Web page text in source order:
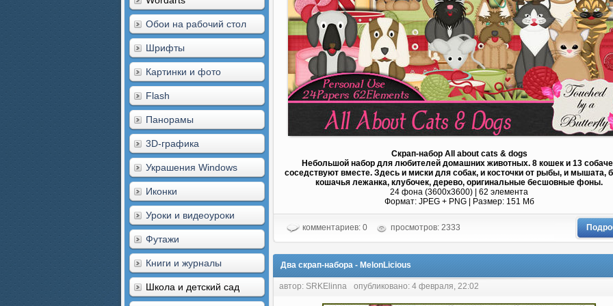
Обои на рабочий стол
Шрифты
Картинки и фото
Flash
Панорамы
3D-графика
Украшения Windows
Иконки
Уроки и видеоуроки
Футажи
Книги и журналы
Школа и детский сад
Скрап-набор All about cats & dogs
Небольшой набор для любителей домашних животных. 8 кошек и 13
соседствуют вместе. Здесь и миски для собак, и косточки от рыбы, и мышата,
кошачья лежанка, клубочек, дерево, оригинальные бесшовные фоны.
24 фона (3600х3600) | 62 элемента
Формат: JPEG + PNG | Размер: 151 Mб
комментариев: 0 просмотров: 2333
Два скрап-набора - MelonLicious
автор: SRKElinna опубликовано: 4 февраля, 22:02